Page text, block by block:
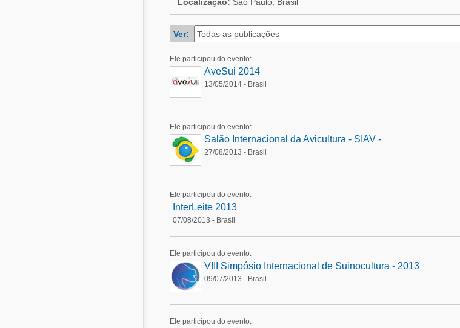
Micotoxinas
Avicultura
Pecuária de leite
Agricultura
Alimentos - Rações
Avicultura
Pecuária de corte
Micotoxinas
Suinocultura
Mascotas
Ver:
Ele participou do evento:
AveSui 2014
13/05/2014 - Brasil
Ele participou do evento:
Salão Internacional da Avicultura - SIAV -
27/08/2013 - Brasil
Ele participou do evento:
InterLeite 2013
07/08/2013 - Brasil
Ele participou do evento:
VIII Simpósio Internacional de Suinocultura - 2013
09/07/2013 - Brasil
Ele participou do evento: